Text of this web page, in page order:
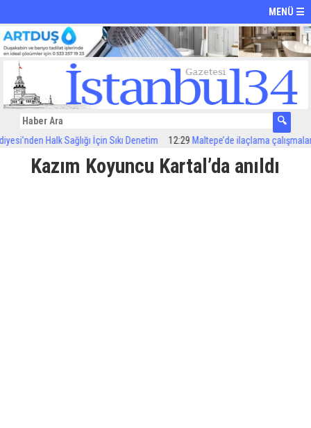
MENÜ ☰
Halk Sağlığı İçin Sıkı Denetim 12:29 Maltepe’de ilaçlama çalışmaları
Kazım Koyuncu Kartal’da anıldı